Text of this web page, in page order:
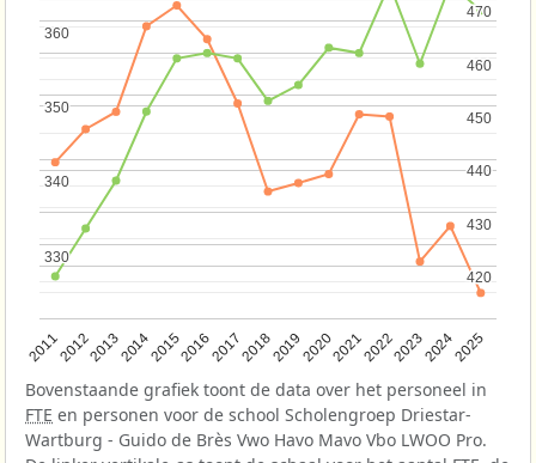
201120122013201420152016201720182019202020212022202320242025
330
330
340
340
350
350
360
360
420
420
430
430
440
440
450
450
460
460
470
470
Bovenstaande grafiek toont de data over het personeel in
FTE en personen voor de school Scholengroep Driestar-
Wartburg - Guido de Brès Vwo Havo Mavo Vbo LWOO Pro.